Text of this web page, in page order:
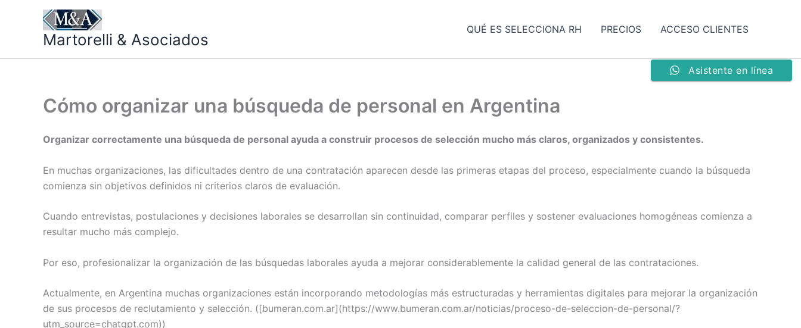
Martorelli & Asociados
QUÉ ES SELECCIONA RH PRECIOS ACCESO CLIENTES
Cómo organizar una búsqueda de personal en Argentina
Organizar correctamente una búsqueda de personal ayuda a construir procesos de selección mucho más claros, organizados y consistentes.
En muchas organizaciones, las dificultades dentro de una contratación aparecen desde las primeras etapas del proceso, especialmente cuando la búsqueda
comienza sin objetivos definidos ni criterios claros de evaluación.
Cuando entrevistas, postulaciones y decisiones laborales se desarrollan sin continuidad, comparar perfiles y sostener evaluaciones homogéneas comienza a
resultar mucho más complejo.
Por eso, profesionalizar la organización de las búsquedas laborales ayuda a mejorar considerablemente la calidad general de las contrataciones.
Actualmente, en Argentina muchas organizaciones están incorporando metodologías más estructuradas y herramientas digitales para mejorar la organización
de sus procesos de reclutamiento y selección. ([bumeran.com.ar](https://www.bumeran.com.ar/noticias/proceso-de-seleccion-de-personal/?
utm_source=chatgpt.com))
Asistente en línea